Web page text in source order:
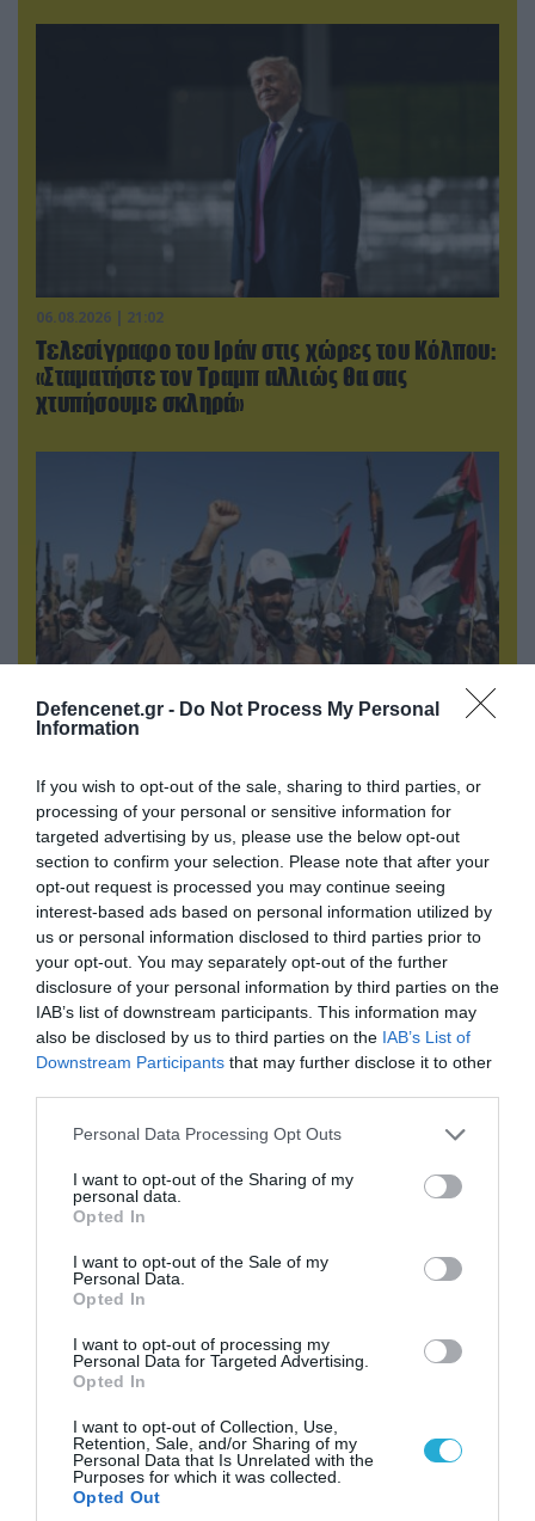
Defencenet.gr - Do Not Process My Personal
Information
If you wish to opt-out of the sale, sharing to third parties, or
processing of your personal or sensitive information for
targeted advertising by us, please use the below opt-out
section to confirm your selection. Please note that after your
opt-out request is processed you may continue seeing
interest-based ads based on personal information utilized by
us or personal information disclosed to third parties prior to
your opt-out. You may separately opt-out of the further
disclosure of your personal information by third parties on the
IAB’s list of downstream participants. This information may
also be disclosed by us to third parties on the IAB’s List of
Downstream Participants that may further disclose it to other
Please note that this website/app uses one or more Google
not limited to your visit or usage behaviour. You may click to
grant or deny consent to Google and its third-party tags to
use your data for below specified purposes in below Google
consent section.
Personal Data Processing Opt Outs
I want to opt-out of the Sharing of my
personal data.
Opted In
I want to opt-out of the Sale of my
Personal Data.
Opted In
I want to opt-out of processing my
Personal Data for Targeted Advertising.
Opted In
I want to opt-out of Collection, Use,
Retention, Sale, and/or Sharing of my
Personal Data that Is Unrelated with the
Purposes for which it was collected.
Opted Out
06.08.2026 | 21:02
Τελεσίγραφο του Ιράν στις χώρες του Κόλπου:
«Σταματήστε τον Τραμπ αλλιώς θα σας
χτυπήσουμε σκληρά»
Κλιμακώνουν οι Χούθι: Eξαπέλυσαν επιθέσεις
κατά στρατιωτικών δυνάμεων στην Υεμένη –
Πλήγματα & στη Σαουδική Αραβία!
07.08.2026 | 02:02
Στο Βελιγράδι ο Β.Ζελένσκι: «Πρέπει να
αποσπάσουμε τους Σέρβους από το
στρατόπεδο της Ρωσίας»